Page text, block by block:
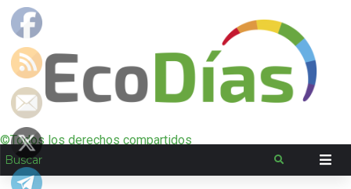
©Todos los derechos compartidos